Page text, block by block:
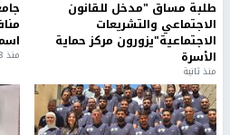
طلبة مساق "مدخل للقانون
الاجتماعي والتشريعات
الاجتماعية"يزورون مركز حماية
الأسرة
منذ ثانية
منذ 48 دقيقة